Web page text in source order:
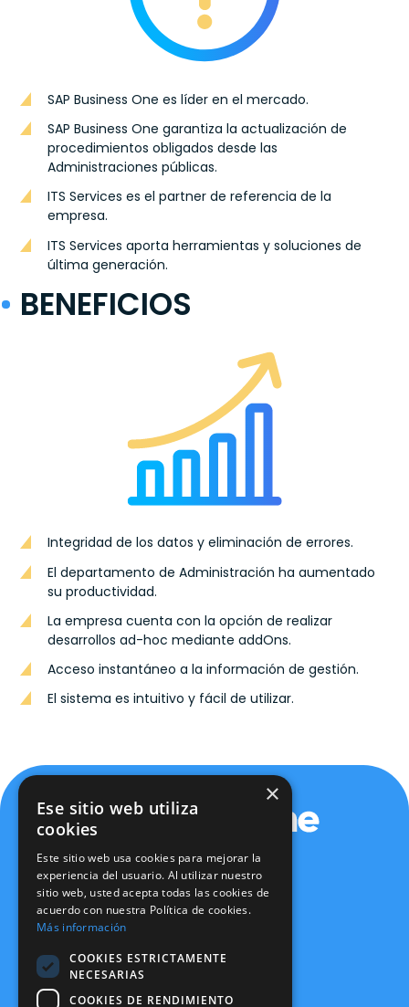
SAP Business One es líder en el mercado.
SAP Business One garantiza la actualización de
procedimientos obligados desde las
Administraciones públicas.
ITS Services es el partner de referencia de la
empresa.
ITS Services aporta herramientas y soluciones de
última generación.
BENEFICIOS
Integridad de los datos y eliminación de errores.
El departamento de Administración ha aumentado
su productividad.
La empresa cuenta con la opción de realizar
desarrollos ad-hoc mediante addOns.
Acceso instantáneo a la información de gestión.
El sistema es intuitivo y fácil de utilizar.
Política de privacidad
Política de seguridad
info@expertone.es
×
Ese sitio web utiliza
cookies
Este sitio web usa cookies para mejorar la
experiencia del usuario. Al utilizar nuestro
sitio web, usted acepta todas las cookies de
acuerdo con nuestra Política de cookies.
Más información
COOKIES ESTRICTAMENTE
NECESARIAS
COOKIES DE RENDIMIENTO